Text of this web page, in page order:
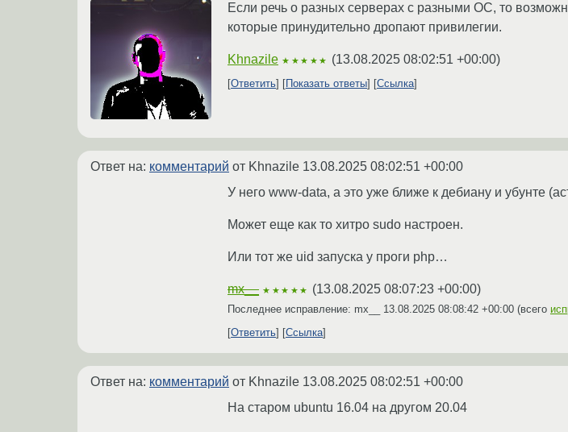
Если речь о разных серверах с разными ОС, то
которые принудительно дропают привилегии.
Khnazile ★★★★★ (13.08.2025 08:02:51 +00:00)
Ответить Показать ответы Ссылка
Ответ на: комментарий от Khnazile 13.08.2025 08:02:51 +00:00
У него www-data, а это уже ближе к дебиану и убунте
Может еще как то хитро sudo настроен.
Или тот же uid запуска у проги php…
mx__ ★★★★★ (13.08.2025 08:07:23 +00:00)
Последнее исправление: mx__ 13.08.2025 08:08:42 +00:00 (всего
Ответить
Ссылка
Ответ на: комментарий от Khnazile 13.08.2025 08:02:51 +00:00
На старом ubuntu 16.04 на другом 20.04